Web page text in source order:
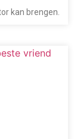
kan brengen.